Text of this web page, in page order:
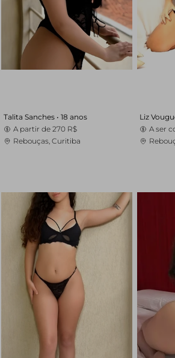
Talita Sanches • 18 anos
A partir de 270 R$
Rebouças, Curitiba
Liz
A ser